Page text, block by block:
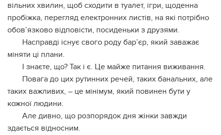
вільних хвилин, щоб сходити в тyалет, ігри, щоденна
пробіжка, перегляд електронних листів, на які потрібно
обов’язково відповісти, посиденьки з друзями.
Насправді існує свого роду бар’єр, який заважає
міняти ці плани.
І знаєте, що? Так і є. Це майже питання виживання.
Повага до цих рутинних речей, таких банальних, але
таких важливих, – це мінімум, який повинен бути у
кожної людини.
Але дивно, що розпорядок дня жінки завжди
здається відносним.